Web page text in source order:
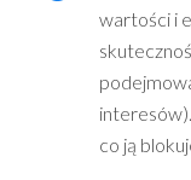
wartości i
co ją